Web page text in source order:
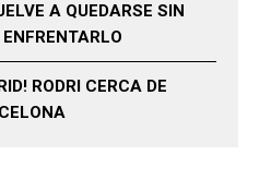
A QUEDARSE SIN
RODRI CERCA DE